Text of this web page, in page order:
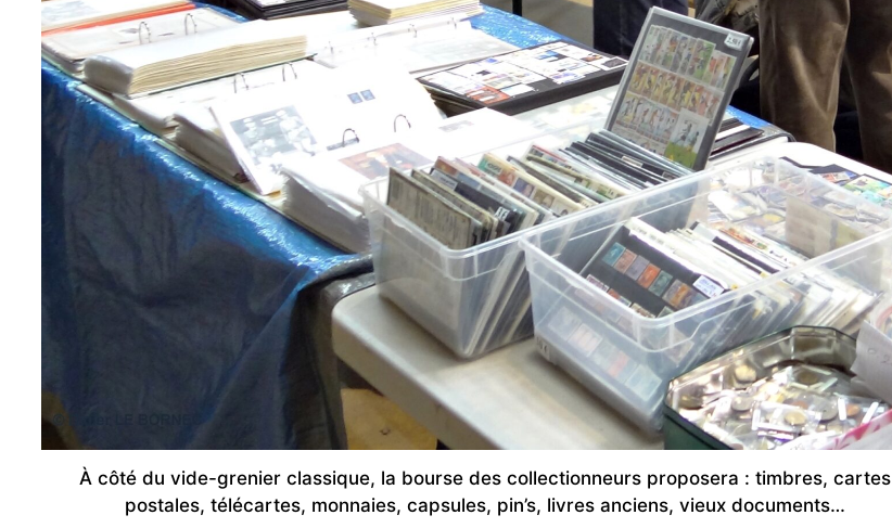
À côté du vide-grenier classique, la bourse des collectionneurs proposera : timbres, cartes
postales, télécartes, monnaies, capsules, pin’s, livres anciens, vieux documents…